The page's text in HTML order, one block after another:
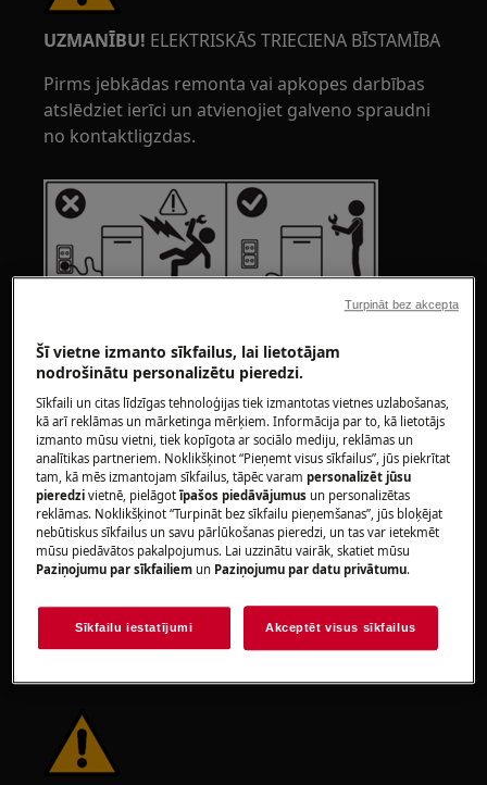
UZMANĪBU! ELEKTRISKĀS TRIECIENA BĪSTAMĪBA
Pirms jebkādas remonta vai apkopes darbības
atslēdziet ierīci un atvienojiet galveno spraudni
no kontaktligzdas.
UZMANĪBU!TRAUMU RISKS
Vienmēr esiet uzmanīgi, pārvietojot sadzīves
diviem cilvēkiem. Vienmēr lietojiet drošības
cimdus un apavus. Nēsājiet drošības cimdus, lai
Šī vietne izmanto sīkfailus, lai lietotājam
nodrošinātu personalizētu pieredzi.
Sīkfaili un citas līdzīgas tehnoloģijas tiek izmantotas vietnes uzlabošanas,
kā arī reklāmas un mārketinga mērķiem. Informācija par to, kā lietotājs
izmanto mūsu vietni, tiek kopīgota ar sociālo mediju, reklāmas un
analītikas partneriem. Noklikšķinot “Pieņemt visus sīkfailus”, jūs piekrītat
tam, kā mēs izmantojam sīkfailus, tāpēc varampersonalizēt jūsu
pieredzivietnē, pielāgotīpašos piedāvājumus un personalizētas
reklāmas. Noklikšķinot “Turpināt bez sīkfailu pieņemšanas”, jūs bloķējat
nebūtiskus sīkfailus un savu pārlūkošanas pieredzi, un tas var ietekmēt
mūsu piedāvātos pakalpojumus. Lai uzzinātu vairāk, skatiet mūsu
Paziņojumu par sīkfailiem un Paziņojumu par datu privātumu.
Sīkfailu iestatījumi Akceptēt visus sīkfailus
Turpināt bez akcepta